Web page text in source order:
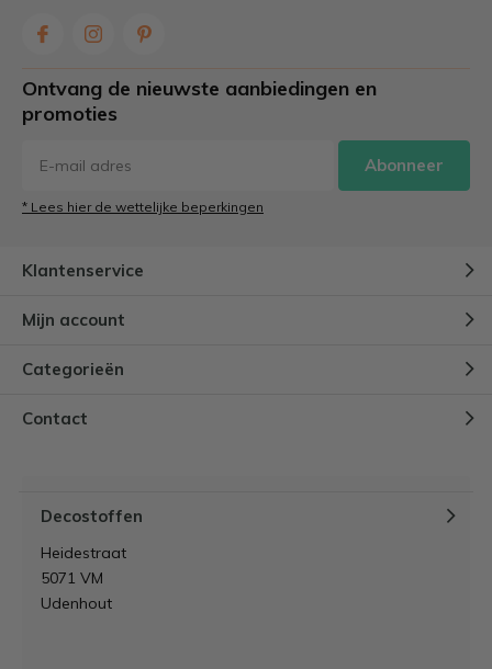
Ontvang de nieuwste aanbiedingen en
promoties
Abonneer
* Lees hier de wettelijke beperkingen
Klantenservice
Mijn account
Categorieën
Contact
Decostoffen
Heidestraat
5071 VM
Udenhout